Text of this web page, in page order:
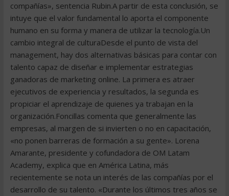
compañías», sentencia Rubin.A partir de esta conclusión, se
intuye que el valor fundamental lo aporta el componente
humano en su forma y manera de utilizar la tecnología.Un
cambio integral de culturaDesde el punto de vista del
management, hay dos alternativas básicas para contar con
talento capaz de diseñar e implementar estrategias
ganadoras de marketing online. La primera es atraer
ejecutivos de experiencia y resultados, la segunda es
propiciar el aprendizaje de quienes ya trabajan en la
organización.Foncillas comenta que generalmente las
empresas, al margen de si invierten o no en capacitación,
«no ponen barreras de formación a su gente». Lorena
Amarante, presidente y cofundadora de OM Latam
Academy, explica que en América Latina, más
recientemente se nota un interés de las compañías por el
desarrollo de su talento. «Durante los últimos tres años se